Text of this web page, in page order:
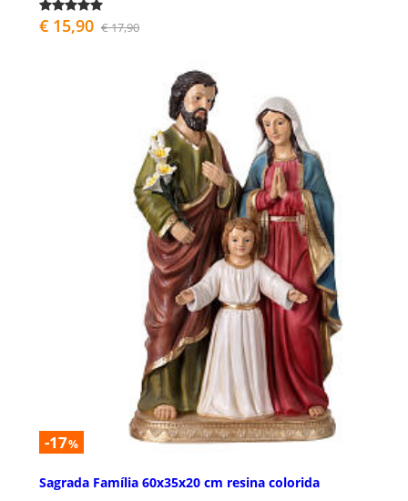
€ 15,90 € 17,90
-17%
Sagrada Família 60x35x20 cm resina colorida